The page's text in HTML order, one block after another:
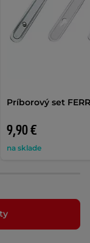
Príborový set
9,90 €
na sklade